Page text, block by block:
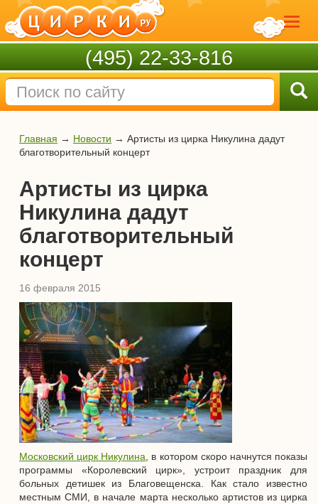
(495) 22-33-816
Главная → Новости → Артисты из цирка Никулина дадут
благотворительный концерт
Артисты из цирка
Никулина дадут
благотворительный
концерт
16 февраля 2015
Московский цирк Никулина , в котором скоро начнутся показы
программы «Королевский цирк», устроит праздник для
больных детишек из Благовещенска. Как стало известно
местным СМИ, в начале марта несколько артистов из цирка